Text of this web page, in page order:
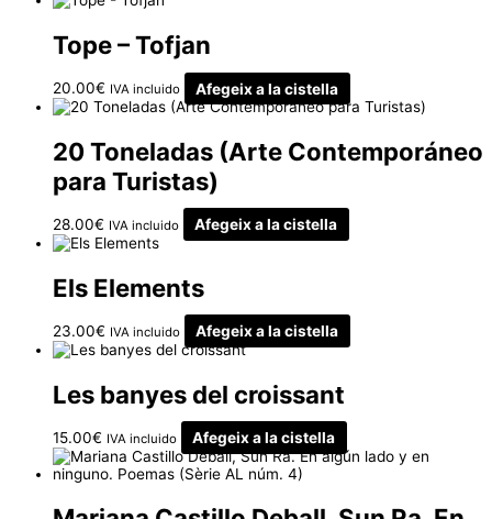
Tope – Tofjan
20.00€ IVA incluido Afegeix a la cistella
20 Toneladas (Arte Contemporáneo
para Turistas)
28.00€ IVA incluido Afegeix a la cistella
Els Elements
23.00€ IVA incluido Afegeix a la cistella
Les banyes del croissant
15.00€ IVA incluido Afegeix a la cistella